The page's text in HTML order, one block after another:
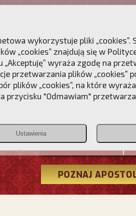
Christiana
POZNAJ
wykorzystuje pliki „cookies”.
„cookies” znajdują się w
wyraża zgodę na
przetwarzania plików „cookies”
plików „cookies”, na które
przycisku "Odmawiam"
Ustawienia